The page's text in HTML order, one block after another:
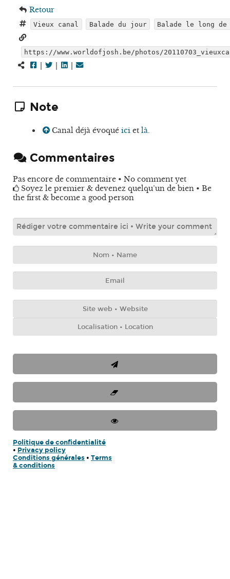
Retour
Vieux canal Balade du jour Balade le long
https://www.worldofjosh.be/photos/
| | |
Note
Canal déjà évoqué iciet là.
Commentaires
Pas encore de commentaire • No comment yet
Soyez le premier & devenez quelqu’un de bien • Be
the first & become a good person
Politique de confidentialité
• Privacy policy
Conditions générales • Terms
& conditions